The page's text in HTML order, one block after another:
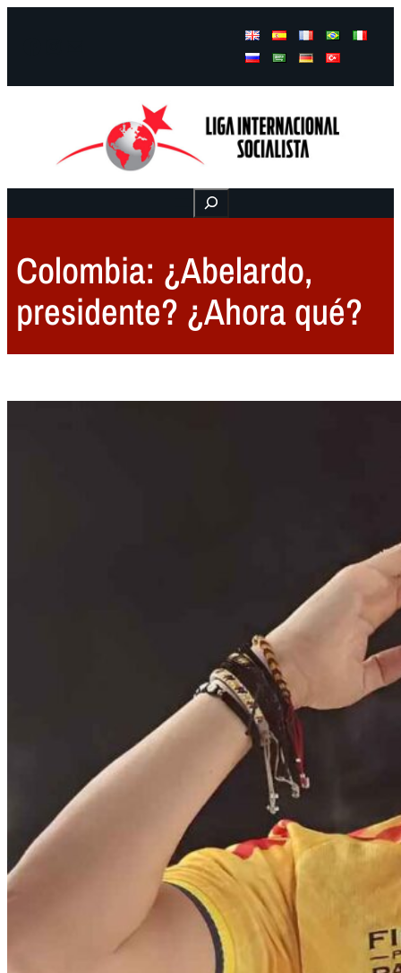
Buscar
Colombia: ¿Abelardo,
presidente? ¿Ahora qué?